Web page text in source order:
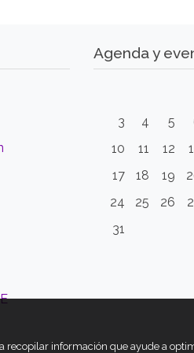
Agenda y
3
4 5
10
11 12
17
18 19
24
25 26
31
recopilar información que ayude a